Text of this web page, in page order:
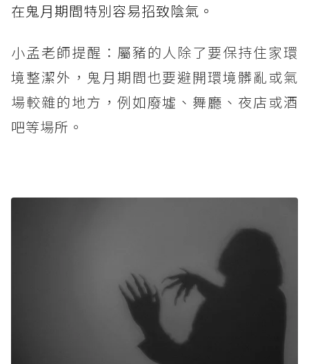
在鬼月期間特別容易招致陰氣。
小孟老師提醒：屬豬的人除了要保持住家環
境整潔外，鬼月期間也要避開環境髒亂或氣
場較雜的地方，例如廢墟、舞廳、夜店或酒
吧等場所。